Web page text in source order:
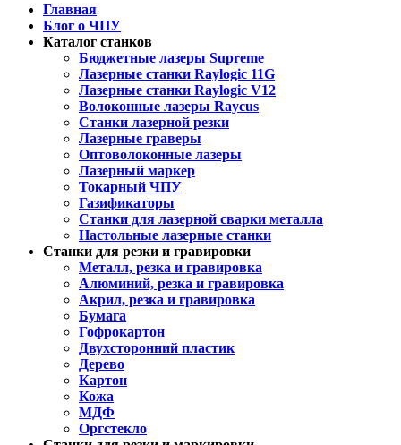
Главная
Блог о ЧПУ
Каталог станков
Бюджетные лазеры Supreme
Лазерные станки Raylogic 11G
Лазерные станки Raylogic V12
Волоконные лазеры Raycus
Станки лазерной резки
Лазерные граверы
Оптоволоконные лазеры
Лазерный маркер
Токарный ЧПУ
Газификаторы
Cтанки для лазерной сварки металла
Настольные лазерные станки
Станки для резки и гравировки
Металл, резка и гравировка
Алюминий, резка и гравировка
Акрил, резка и гравировка
Бумага
Гофрокартон
Двухсторонний пластик
Дерево
Картон
Кожа
МДФ
Оргстекло